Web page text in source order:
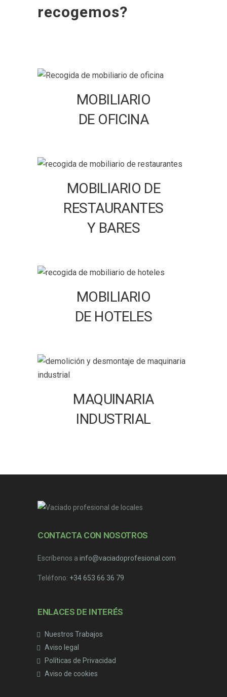
recogemos?
MOBILIARIO
DE OFICINA
MOBILIARIO DE
RESTAURANTES
Y BARES
MOBILIARIO
DE HOTELES
MAQUINARIA
INDUSTRIAL
CONTACTA CON NOSOTROS
Escríbenos a info@vaciadoprofesional.com
Teléfono: +34 653 66 36 79
ENLACES DE INTERÉS
Nuestros Trabajos
Aviso legal
Políticas de Privacidad
Aviso de cookies